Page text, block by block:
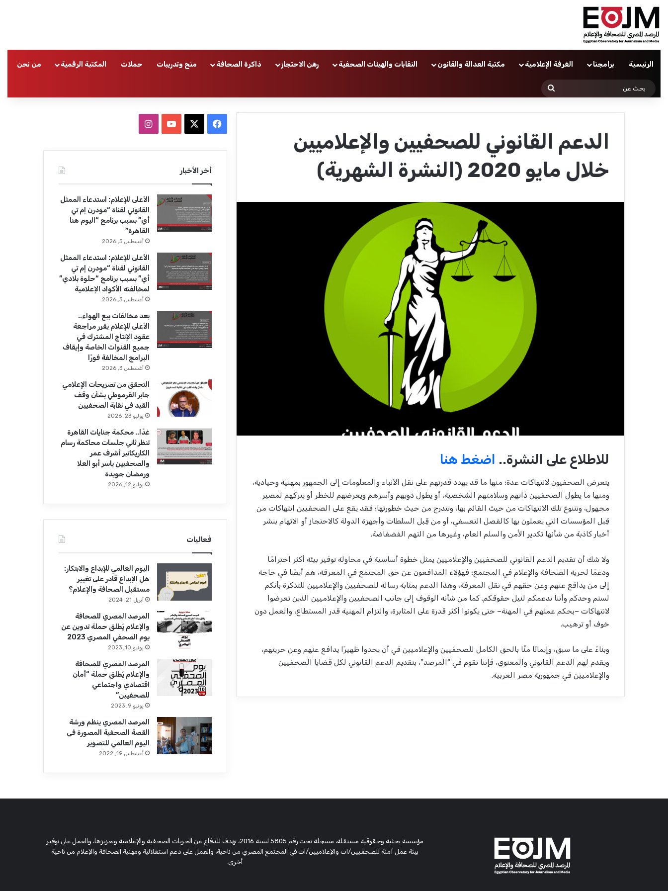
الرئيسية برامجنا الغرفة الإعلامية مكتبة العدالة والقانون النقابات والهيئات الصحفية رهن الاحتجاز ذاكرة الصحافة منح وتدريبات حملات المكتبة الرقمية من نحن
الدعم القانوني للصحفيين والإعلاميين
خلال مايو 2020 (النشرة الشهرية)
للاطلاع على النشرة.. اضغط هنا
يتعرض الصحفيون لانتهاكات عدة؛ منها ما قد يهدد قدرتهم على نقل الأنباء والمعلومات إلى الجمهور بمهنية وحيادية،
ومنها ما يطول الصحفيين ذاتهم وسلامتهم الشخصية، أو يطول ذويهم وأسرهم ويعرضهم للخطر أو يتركهم لمصير
مجهول، وتتنوع تلك الانتهاكات من حيث القائم بها، وتتدرج من حيث خطورتها؛ فقد يقع على الصحفيين انتهاكات من
قِبل المؤسسات التي يعملون بها كالفصل التعسفي، أو من قِبل السلطات وأجهزة الدولة كالاحتجاز أو الاتهام بنشر
أخبار كاذبة من شأنها تكدير اﻷمن والسلم العام، وغيرها من التهم الفضفاضة.
ولا شك أن تقديم الدعم القانوني للصحفيين والإعلاميين يمثل خطوة أساسية في محاولة توفير بيئة أكثر احترامًا
ودعمًا لحرية الصحافة والإعلام في المجتمع؛ فهؤلاء المدافعون عن حق المجتمع في المعرفة، هم أيضًا في حاجة
إلى من يدافع عنهم وعن حقهم في نقل المعرفة، وهذا الدعم بمثابة رسالة للصحفيين والإعلاميين للتذكرة بأنكم
لستم وحدكم وأننا ندعمكم لنيل حقوقكم. كما من شأنه الوقوف إلى جانب الصحفيين والإعلاميين الذين تعرضوا
لانتهاكات –بحكم عملهم في المهنة– حتى يكونوا أكثر قدرة على المثابرة، والتزام المهنية قدر المستطاع، والعمل دون
خوف أو ترهيب.
وبناءً على ما سبق، وإيمانًا منَّا بالحق الكامل للصحفيين والإعلاميين في أن يجدوا ظهيرًا يدافع عنهم وعن حريتهم،
ويقدم لهم الدعم القانوني والمعنوي، فإننا نقوم في “المرصد”، بتقديم الدعم القانوني لكل قضايا الصحفيين
والإعلاميين في جمهورية مصر العربية.
ب
و
ك
u
T
u
e
ا
ت
ق
ر
ا
م
أخر الأخبار
الأعلى للإعلام: استدعاء الممثل
القانوني لقناة “مودرن إم تي
أي” بسبب برنامج “اليوم هنا
القاهرة”
أغسطس 5, 2026
الأعلى للإعلام: استدعاء الممثل
القانوني لقناة “مودرن إم تي
أي” بسبب برنامج “حلوة بلادي”
لمخالفته الأكواد الإعلامية
أغسطس 3, 2026
بعد مخالفات بيع الهواء..
الأعلى للإعلام يقرر مراجعة
عقود الإنتاج المشترك في
جميع القنوات الخاصة وإيقاف
البرامج المخالفة فورًا
أغسطس 3, 2026
التحقق من تصريحات الإعلامي
جابر القرموطي بشأن وقف
القيد في نقابة الصحفيين
يوليو 23, 2026
غدًا.. محكمة جنايات القاهرة
تنظر ثاني جلسات محاكمة رسام
الكاريكاتير أشرف عمر
والصحفيين ياسر أبو العلا
ورمضان جويدة
يوليو 12, 2026
فعاليات
اليوم العالمي للإبداع والابتكار:
هل الإبداع قادر على تغيير
مستقبل الصحافة والإعلام؟
أبريل 21, 2024
المرصد المصري للصحافة
والإعلام يُطلق حملة تدوين عن
يوم الصحفي المصري 2023
يونيو 10, 2023
المرصد المصري للصحافة
والإعلام يُطلق حملة “أمان
اقتصادي واجتماعي
للصحفيين”
يونيو 9, 2023
المرصد المصري ينظم ورشة
القصة الصحفية المصورة فى
اليوم العالمي للتصوير
أغسطس 19, 2022
مؤسسة بحثية وحقوقية مستقلة، مسجلة تحت رقم 5805 لسنة 2016، تهدف للدفاع عن الحريات الصحفية والإعلامية وتعزيزها، والعمل على توفير
بيئة عمل آمنة للصحفيين/ات والإعلاميين/ات في المجتمع المصري من ناحية، والعمل على دعم استقلالية ومهنية الصحافة والإعلام من ناحية
أخرى.